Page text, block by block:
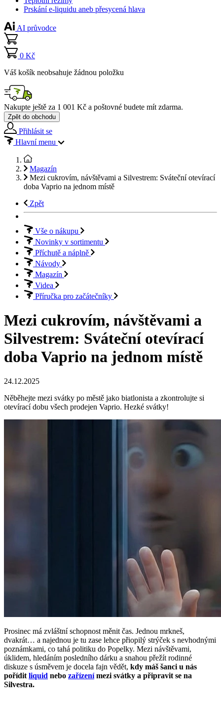
Prskání e-liquidu aneb přesycená hlava
AI průvodce
0 Kč
Váš košík neobsahuje žádnou položku
Nakupte ještě za 1 001 Kč a poštovné budete mít zdarma.
Zpět do obchodu
Přihlásit se
Hlavní menu
Magazín
Mezi cukrovím, návštěvami a Silvestrem: Sváteční otevírací
doba Vaprio na jednom místě
Zpět
Vše o nákupu
Novinky v sortimentu
Příchutě a náplně
Návody
Magazín
Videa
Příručka pro začátečníky
Mezi cukrovím, návštěvami a
Silvestrem: Sváteční otevírací
doba Vaprio na jednom místě
24.12.2025
Něběhejte mezi svátky po městě jako biatlonista a zkontrolujte si
otevírací dobu všech prodejen Vaprio. Hezké svátky!
Prosinec má zvláštní schopnost měnit čas. Jednou mrkneš,
dvakrát… a najednou je tu zase lehce přiopilý strýček s nevhodnými
poznámkami, co tahá politiku do Popelky. Mezi návštěvami,
úklidem, hledáním posledního dárku a snahou přežít rodinné
diskuze s úsměvem je docela fajn vědět, kdy máš šanci u nás
pořídit liquid nebo zařízenímezi svátky a připravit se na
Silvestra.